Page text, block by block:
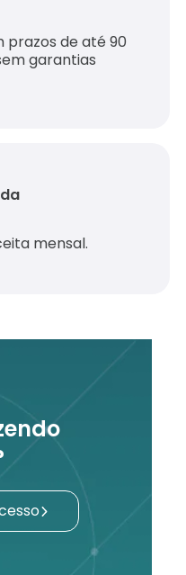
prazos de até 90
garantias
mensal.